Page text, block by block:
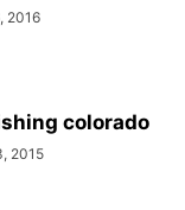
2016
colorado
2015